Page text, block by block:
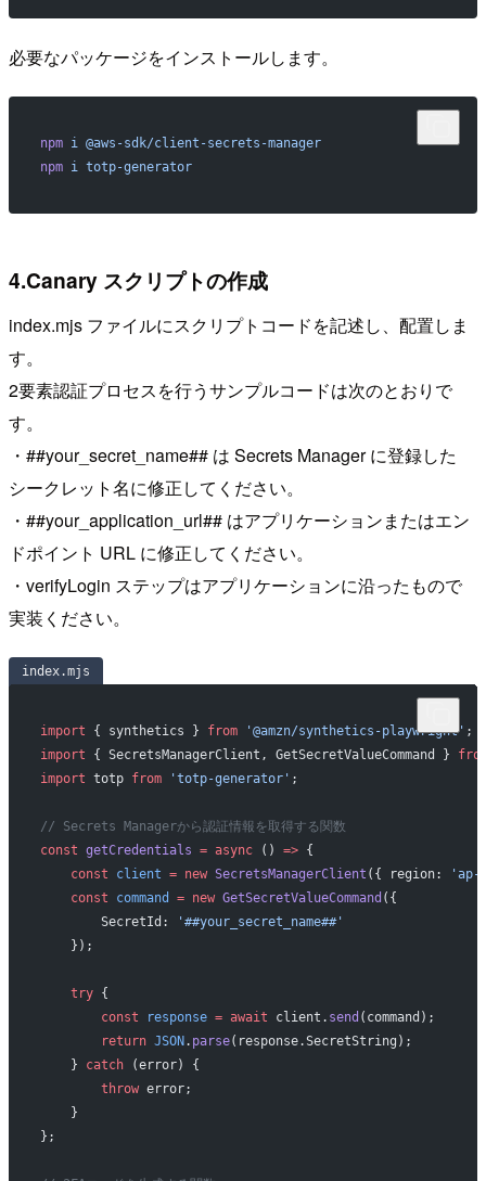
必要なパッケージをインストールします。
npm i
@aws-sdk/client-secrets-manager
npm i totp-generator
4.Canary スクリプトの作成
index.mjs ファイルにスクリプトコードを記述し、配置しま
す。
2要素認証プロセスを行うサンプルコードは次のとおりで
す。
・##your_secret_name## は Secrets Manager に登録した
シークレット名に修正してください。
・##your_application_url## はアプリケーションまたはエン
ドポイント URL に修正してください。
・verifyLogin ステップはアプリケーションに沿ったもので
実装ください。
index.mjs
import { synthetics } from '@amzn/synthetics-playwright' ;
import { SecretsManagerClient, GetSecretValueCommand }
import totp from 'totp-generator' ;
// Secrets Managerから認証情報を取得する関数
const getCredentials = async () => {
    const
client = new SecretsManagerClient ({ region:
'ap-
    const
command = new GetSecretValueCommand ({
        SecretId:
'##your_secret_name##'
    });
    try
{
        const
response = await client. send (command);
        return
JSON . parse(response.SecretString);
    }
catch (error) {
        throw
error;
    }
};